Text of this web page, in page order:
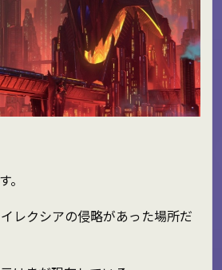
。
レクシアの侵略があった場所だ